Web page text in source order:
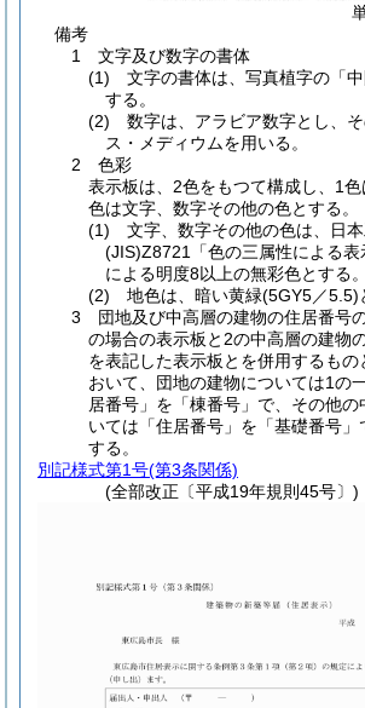
備考
1 文字及び数字の書体
(1) 文字の書体は、写真植字の「中
する。
(2) 数字は、アラビア数字とし、
ス・メディウムを用いる。
2 色彩
表示板は、2色をもつて構成し、1
色は文字、数字その他の色とする。
(1) 文字、数字その他の色は、日
(JIS)Z8721「色の三属性による表
による明度8以上の無彩色とする。
(2) 地色は、暗い黄緑(5GY5／5.5)
3 団地及び中高層の建物の住居番号
の場合の表示板と2の中高層の建物
を表記した表示板とを併用するもの
おいて、団地の建物については1の
居番号」を「棟番号」で、その他の
いては「住居番号」を「基礎番号」
する。
別記様式第1号(第3条関係)
(全部改正〔平成19年規則45号〕)